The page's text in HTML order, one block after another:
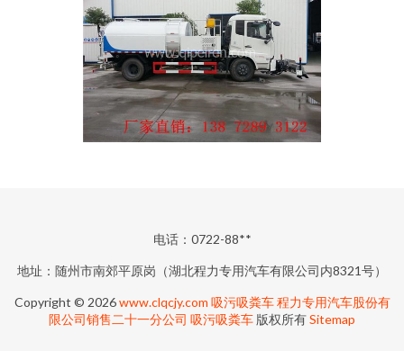
电话：0722-88**
地址：随州市南郊平原岗（湖北程力专用汽车有限公司内8321号）
Copyright © 2026www.clqcjy.com 吸污吸粪车 程力专用汽车股份有
限公司销售二十一分公司 吸污吸粪车 版权所有Sitemap